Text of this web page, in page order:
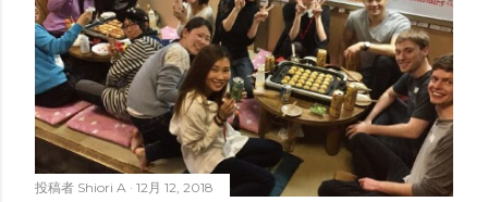
投稿者 Shiori A 12月 12, 2018